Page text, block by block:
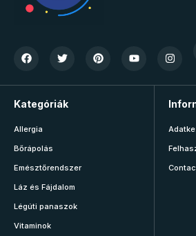
Kategóriák
Allergia
Bőrápolás
Emésztőrendszer
Láz és Fájdalom
Légúti panaszok
Vitaminok